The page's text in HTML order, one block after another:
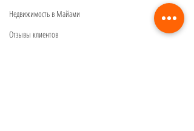
Недвижимость в Майами
Отзывы клиентов